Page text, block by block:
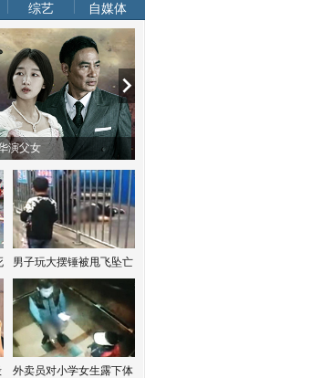
综艺 自媒体
哲学 南方有乔木 | “科创CP”渐入佳境
男子玩大摆锤被甩飞坠亡
外卖员对小学女生露下体